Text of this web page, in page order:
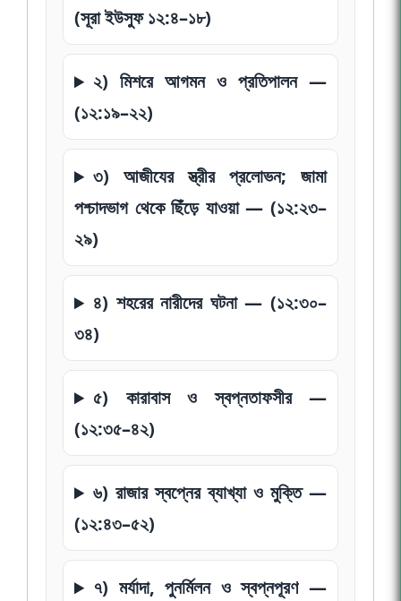
(সূরা ইউসুফ ১২:৪–১৮)
২) মিশরে আগমন ও প্রতিপালন —
(১২:১৯–২২)
৩) আজীযের স্ত্রীর প্রলোভন; জামা
পশ্চাদভাগ থেকে ছিঁড়ে যাওয়া — (১২:২৩–
২৯)
৪) শহরের নারীদের ঘটনা — (১২:৩০–
৩৪)
৫) কারাবাস ও স্বপ্নতাফসীর —
(১২:৩৫–৪২)
৬) রাজার স্বপ্নের ব্যাখ্যা ও মুক্তি —
(১২:৪৩–৫২)
৭) মর্যাদা, পুনর্মিলন ও স্বপ্নপূরণ —